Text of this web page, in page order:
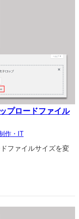
プロードファイル
作・IT
ファイルサイズを変